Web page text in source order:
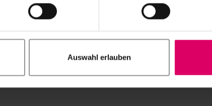
Auswahl erlauben
3D-MA